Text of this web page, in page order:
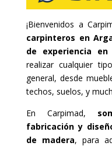
¡Bienvenidos a
carpinteros en
de experiencia
realizar cualquier
general, desde
techos, suelos, y
En Carpimad,
fabricación y
de madera, para